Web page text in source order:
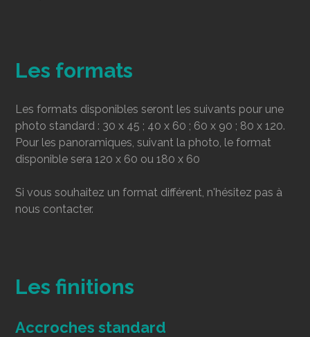
Les formats
Les formats disponibles seront les suivants pour une
photo standard : 30 x 45 ; 40 x 60 ; 60 x 90 ; 80 x 120.
Pour les panoramiques, suivant la photo, le format
disponible sera 120 x 60 ou 180 x 60
Si vous souhaitez un format différent, n'hésitez pas à
nous contacter.
Les finitions
Accroches standard